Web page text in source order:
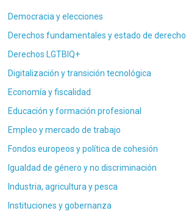
Democracia y elecciones
Derechos fundamentales y estado de derecho
Derechos LGTBIQ+
Digitalización y transición tecnológica
Economía y fiscalidad
Educación y formación profesional
Empleo y mercado de trabajo
Fondos europeos y política de cohesión
Igualdad de género y no discriminación
Industria, agricultura y pesca
Instituciones y gobernanza